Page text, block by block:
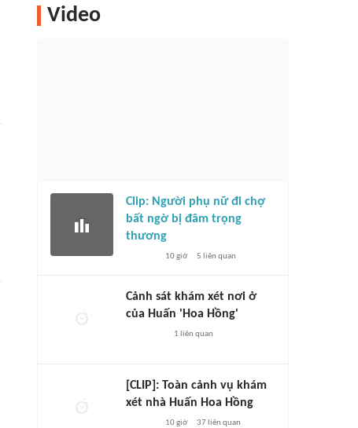
Video
Clip: Người phụ nữ đi chợ
bất ngờ bị đâm trọng
thương
10 giờ 5 liên quan
Cảnh sát khám xét nơi ở
của Huấn 'Hoa Hồng'
1 liên quan
[CLIP]: Toàn cảnh vụ khám
xét nhà Huấn Hoa Hồng
10 giờ 37liên quan